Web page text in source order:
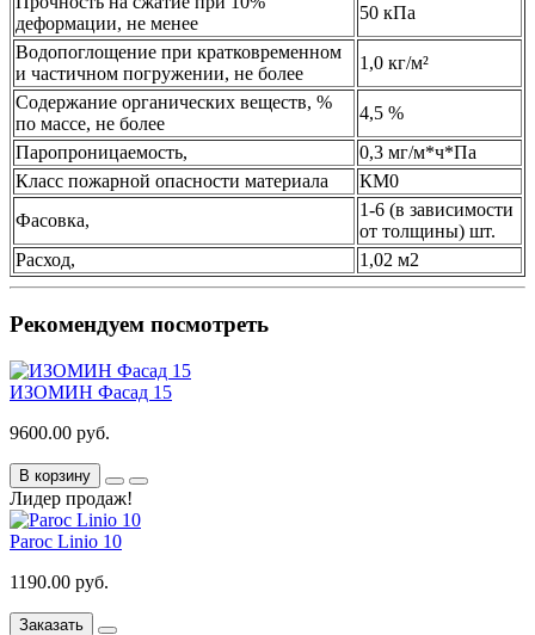
деформации, не менее
50 кПа
Водопоглощение при кратковременном
и частичном погружении, не более
1,0 кг/м²
Содержание органических веществ, %
по массе, не более
4,5 %
Паропроницаемость,
0,3 мг/м*ч*Па
Класс пожарной опасности материала
КМ0
Фасовка,
1-6 (в зависимости
от толщины) шт.
Расход,
1,02 м2
Рекомендуем посмотреть
ИЗОМИН Фасад 15
9600.00 руб.
В корзину
Лидер продаж!
Paroc Linio 10
1190.00 руб.
Заказать